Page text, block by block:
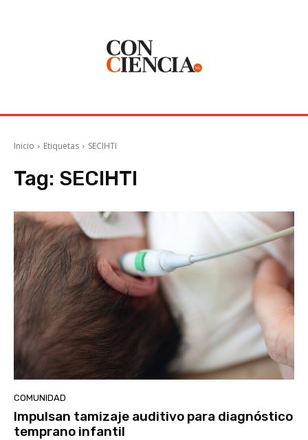
Inicio Etiquetas SECIHTI
Tag: SECIHTI
COMUNIDAD
Impulsan tamizaje auditivo para diagnóstico
temprano infantil